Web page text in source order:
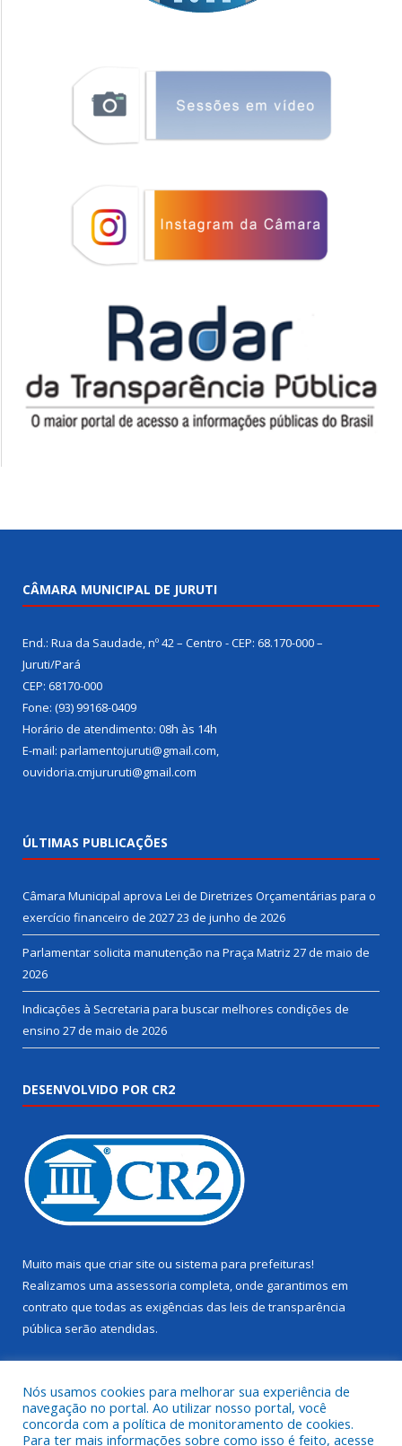
CÂMARA MUNICIPAL DE JURUTI
End.: Rua da Saudade, nº 42 – Centro - CEP: 68.170-000 –
Juruti/Pará
CEP: 68170-000
Fone: (93) 99168-0409
Horário de atendimento: 08h às 14h
E-mail: parlamentojuruti@gmail.com,
ouvidoria.cmjururuti@gmail.com
ÚLTIMAS PUBLICAÇÕES
Câmara Municipal aprova Lei de Diretrizes Orçamentárias para o
exercício financeiro de 202723 de junho de 2026
Parlamentar solicita manutenção na Praça Matriz 27 de maio de
2026
Indicações à Secretaria para buscar melhores condições de
ensino 27 de maio de 2026
DESENVOLVIDO POR CR2
Muito mais que criar site ou sistema para prefeituras!
Realizamos uma assessoria completa, onde garantimos em
contrato que todas as exigências das leis de transparência
pública serão atendidas.
Nós usamos cookies para melhorar sua experiência de
navegação no portal. Ao utilizar nosso portal, você
concorda com a política de monitoramento de cookies.
Para ter mais informações sobre como isso é feito, acesse